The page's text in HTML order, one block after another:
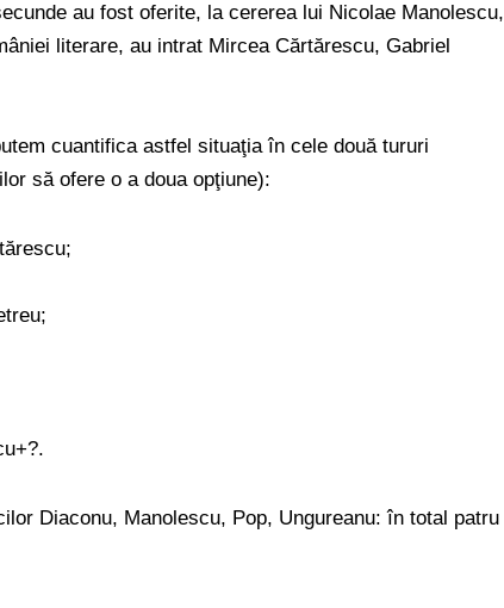
au fost oferite, la cererea lui Nicolae Manolescu,
literare, au intrat Mircea Cărtărescu, Gabriel
cuantifica astfel situaţia în cele două tururi
să ofere o a doua opţiune):
Diaconu, Manolescu, Pop, Ungureanu: în total patru